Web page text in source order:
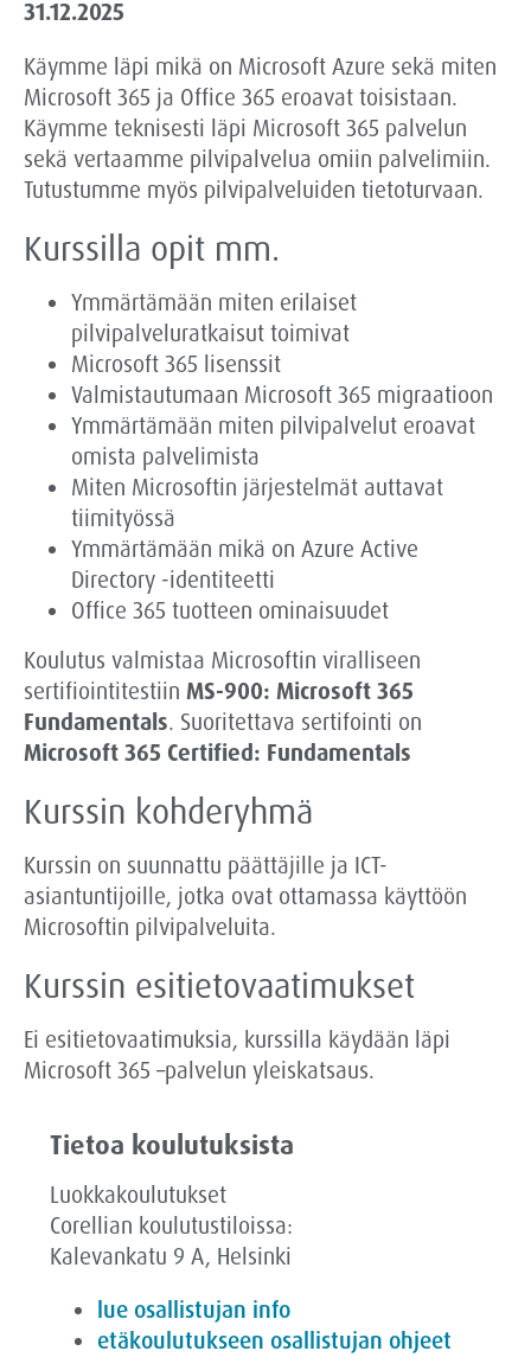
31.12.2025
Käymme läpi mikä on Microsoft Azure sekä miten
Microsoft 365 ja Office 365 eroavat toisistaan.
Käymme teknisesti läpi Microsoft 365 palvelun
sekä vertaamme pilvipalvelua omiin palvelimiin.
Tutustumme myös pilvipalveluiden tietoturvaan.
Kurssilla opit mm.
Ymmärtämään miten erilaiset
pilvipalveluratkaisut toimivat
Microsoft 365 lisenssit
Valmistautumaan Microsoft 365 migraatioon
Ymmärtämään miten pilvipalvelut eroavat
omista palvelimista
Miten Microsoftin järjestelmät auttavat
tiimityössä
Ymmärtämään mikä on Azure Active
Directory -identiteetti
Office 365 tuotteen ominaisuudet
Koulutus valmistaa Microsoftin viralliseen
sertifiointitestiin MS-900: Microsoft 365
Fundamentals. Suoritettava sertifointi on
Microsoft 365 Certified: Fundamentals
Kurssin kohderyhmä
Kurssin on suunnattu päättäjille ja ICT-
asiantuntijoille, jotka ovat ottamassa käyttöön
Microsoftin pilvipalveluita.
Kurssin esitietovaatimukset
Ei esitietovaatimuksia, kurssilla käydään läpi
Microsoft 365 –palvelun yleiskatsaus.
Tietoa koulutuksista
Luokkakoulutukset
Corellian koulutustiloissa:
Kalevankatu 9 A, Helsinki
lue osallistujan info
etäkoulutukseen osallistujan ohjeet